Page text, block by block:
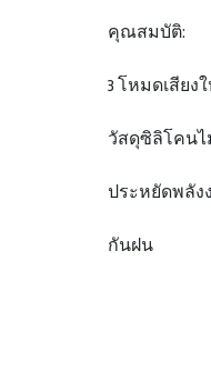
คุณสมบัติ:
3 โหมดเสียง
วัสดุซิลิโคนไ
ประหยัดพลัง
กันฝน